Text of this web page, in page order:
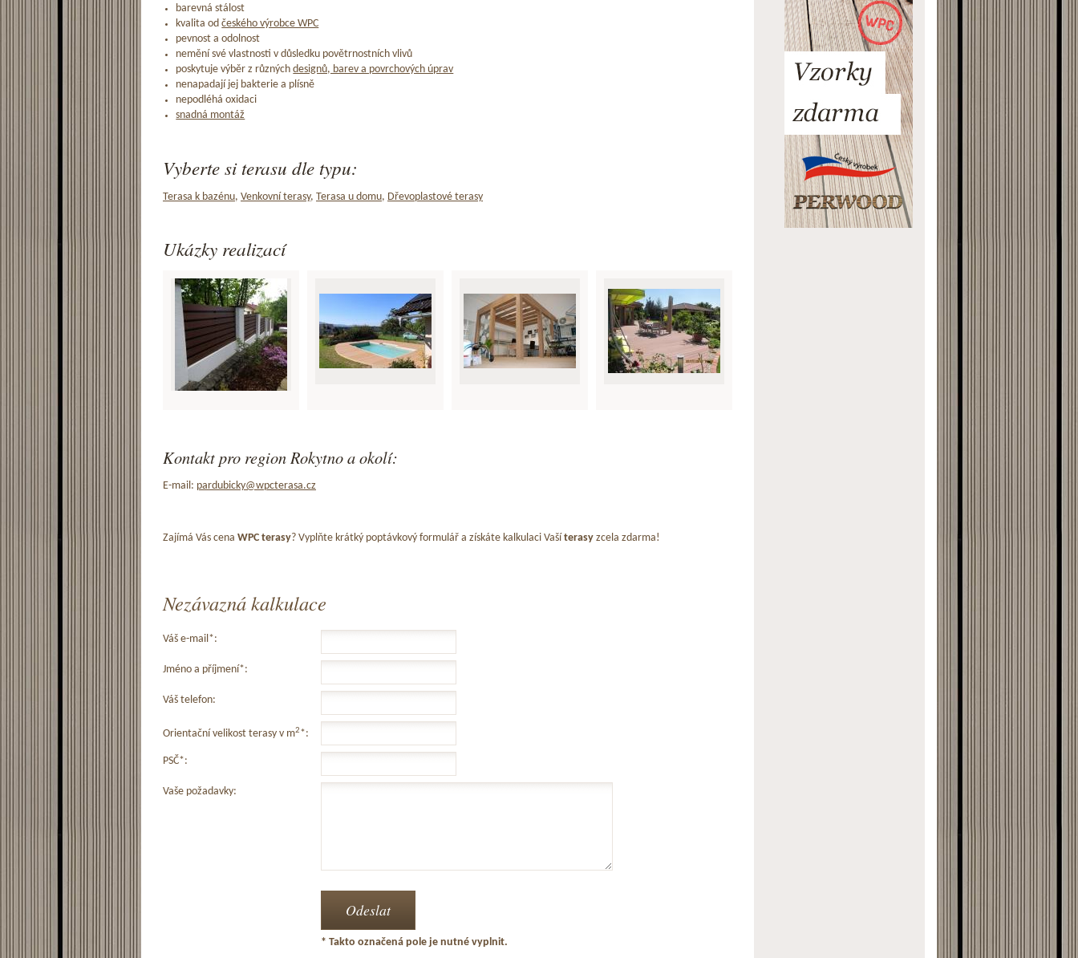
barevná stálost
kvalita odčeského výrobce WPC
pevnost a odolnost
nemění své vlastnosti v důsledku povětrnostních vlivů
poskytuje výběr z různýchdesignů, barev a povrchových úprav
nenapadají jej bakterie a plísně
nepodléhá oxidaci
snadná montáž
Vyberte si terasu dle typu:
Terasa k bazénu, Venkovní terasy, Terasa u domu, Dřevoplastové terasy
Ukázky realizací
Kontakt pro region Rokytno a okolí:
E-mail: pardubicky@wpcterasa.cz
Zajímá Vás cena WPC terasy? Vyplňte krátký poptávkový formulář a získáte kalkulaci Vaší terasy zcela zdarma!
Nezávazná kalkulace
Váš e-mail*:
Jméno a příjmení*:
Váš telefon:
Orientační velikost terasy v m2*:
PSČ*:
Vaše požadavky:
* Takto označená pole je nutné vyplnit.